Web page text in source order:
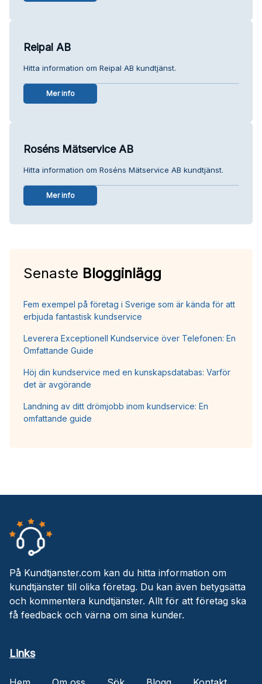
Reipal AB
Hitta information om Reipal AB kundtjänst.
Mer info
Roséns Mätservice AB
Hitta information om Roséns Mätservice AB kundtjänst.
Mer info
Senaste Blogginlägg
Fem exempel på företag i Sverige som är kända för att
erbjuda fantastisk kundservice
Leverera Exceptionell Kundservice över Telefonen: En
Omfattande Guide
Höj din kundservice med en kunskapsdatabas: Varför
det är avgörande
Landning av ditt drömjobb inom kundservice: En
omfattande guide
På Kundtjanster.com kan du hitta information om
kundtjänster till olika företag. Du kan även betygsätta
och kommentera kundtjänster. Allt för att företag ska
få feedback och värna om sina kunder.
Links